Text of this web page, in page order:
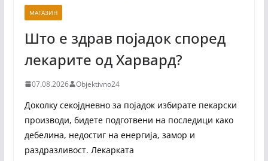
МАГАЗИН
Што е здрав појадок според
лекарите од Харвард?
07.08.2026 Objektivno24
Доколку секојдневно за појадок избирате пекарски
производи, бидете подготвени на последици како
дебелина, недостиг на енергија, замор и
раздразливост. Лекарката